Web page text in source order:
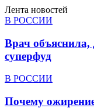
Лента новостей
В РОССИИ
Врач объяснила,
суперфуд
В РОССИИ
Почему